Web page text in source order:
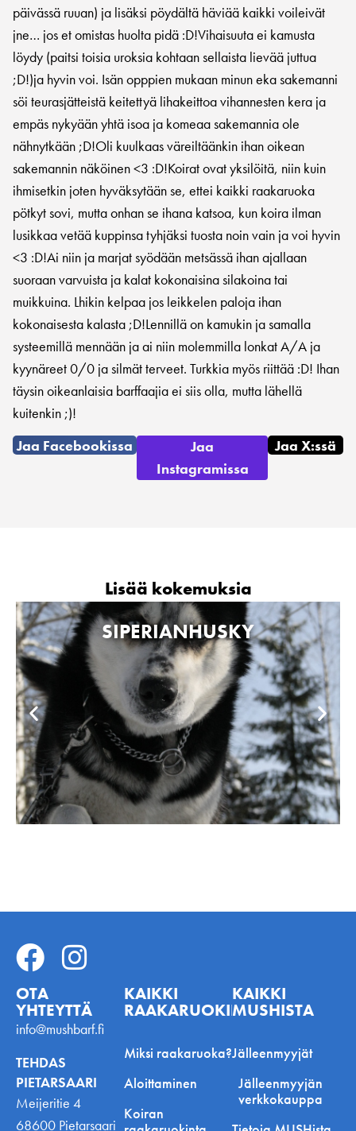
päivässä ruuan) ja lisäksi pöydältä häviää kaikki voileivät
jne… jos et omistas huolta pidä :D!Vihaisuuta ei kamusta
löydy (paitsi toisia uroksia kohtaan sellaista lievää juttua
;D!)ja hyvin voi. Isän opppien mukaan minun eka sakemanni
söi teurasjätteistä keitettyä lihakeittoa vihannesten kera ja
empäs nykyään yhtä isoa ja komeaa sakemannia ole
nähnytkään ;D!Oli kuulkaas väreiltäänkin ihan oikean
sakemannin näköinen <3 :D!Koirat ovat yksilöitä, niin kuin
ihmisetkin joten hyväksytään se, ettei kaikki raakaruoka
pötkyt sovi, mutta onhan se ihana katsoa, kun koira ilman
lusikkaa vetää kuppinsa tyhjäksi tuosta noin vain ja voi hyvin
<3 :D!Ai niin ja marjat syödään metsässä ihan ajallaan
suoraan varvuista ja kalat kokonaisina silakoina tai
muikkuina. Lhikin kelpaa jos leikkelen paloja ihan
kokonaisesta kalasta ;D!Lennillä on kamukin ja samalla
systeemillä mennään ja ai niin molemmilla lonkat A/A ja
kyynäreet 0/0 ja silmät terveet. Turkkia myös riittää :D! Ihan
täysin oikeanlaisia barffaajia ei siis olla, mutta lähellä
kuitenkin ;)!
Jaa Facebookissa
Jaa
Instagramissa
Jaa X:ssä
Lisää kokemuksia
SIPERIANHUSKY
OTA
YHTEYTTÄ
info@mushbarf.fi
TEHDAS
PIETARSAARI
Meijeritie 4
68600 Pietarsaari
KAIKKI
RAAKARUOKINNASTA
Miksi raakaruoka?
Aloittaminen
Koiran
KAIKKI
MUSHISTA
Jälleenmyyjät
Jälleenmyyjän
verkkokauppa